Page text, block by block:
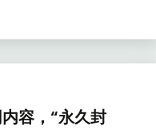
容，“永久封